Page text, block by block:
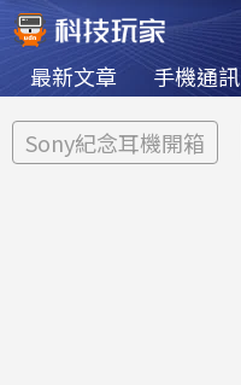
最新文章 手機通訊
Sony紀念耳機開箱